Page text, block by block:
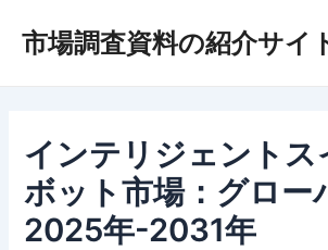
市場調査資料の紹介サイ
インテリジェントス
ボット市場：グロー
2025年-2031年